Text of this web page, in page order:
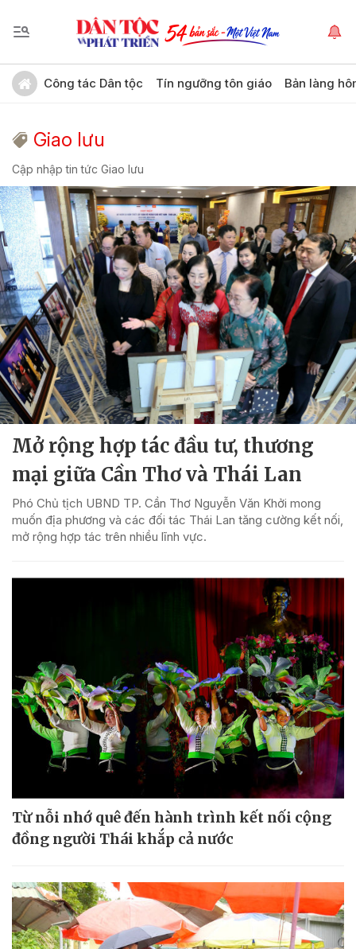
Công tác Dân tộc Tín ngưỡng tôn giáo Bản làng
Giao lưu
Cập nhập tin tức Giao lưu
Mở rộng hợp tác đầu tư, thương
mại giữa Cần Thơ và Thái Lan
Phó Chủ tịch UBND TP. Cần Thơ Nguyễn Văn Khởi mong
muốn địa phương và các đối tác Thái Lan tăng cường kết nối,
mở rộng hợp tác trên nhiều lĩnh vực.
Từ nỗi nhớ quê đến hành trình kết nối cộng
đồng người Thái khắp cả nước